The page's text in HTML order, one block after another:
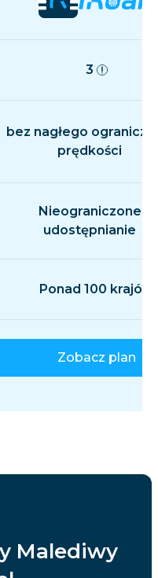
3
bez nagłego
prędkości
Nieograniczone
udostępnianie
Ponad 100 krajów
Zobacz plan
Malediwy